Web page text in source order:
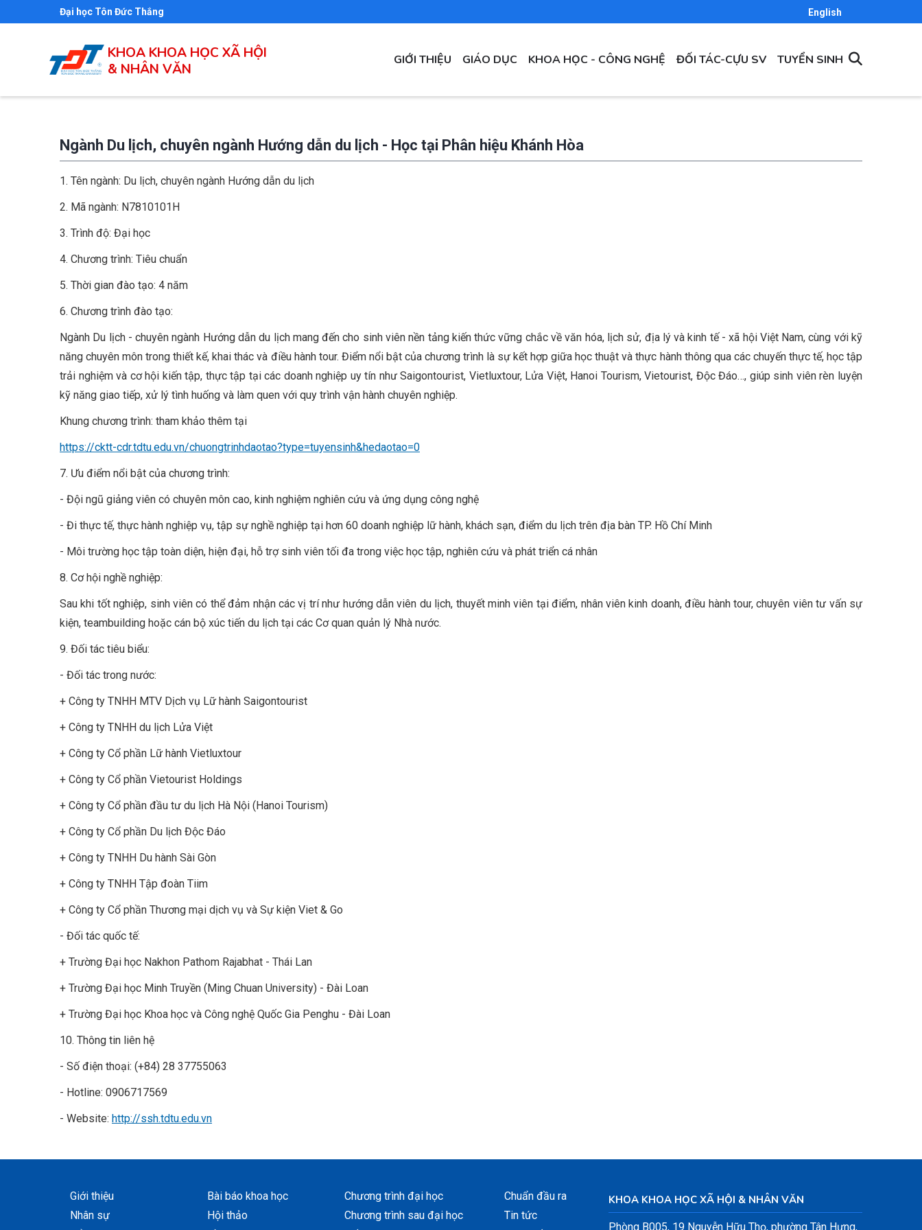
Đại học Tôn Đức Thắng English
KHOA KHOA HỌC XÃ HỘI
& NHÂN VĂN
MAIN
NAVIGATION
GIỚI THIỆU GIÁO DỤC KHOA HỌC - CÔNG NGHỆ ĐỐI TÁC-CỰU SV TUYỂN SINH
Ngành Du lịch, chuyên ngành Hướng dẫn du lịch - Học tại Phân hiệu Khánh Hòa
1. Tên ngành: Du lịch, chuyên ngành Hướng dẫn du lịch
2. Mã ngành: N7810101H
3. Trình độ: Đại học
4. Chương trình: Tiêu chuẩn
5. Thời gian đào tạo: 4 năm
6. Chương trình đào tạo:
Ngành Du lịch - chuyên ngành Hướng dẫn du lịch mang đến cho sinh viên nền tảng kiến thức vững chắc về văn hóa, lịch sử, địa lý và kinh tế - xã hội Việt Nam, cùng với kỹ
năng chuyên môn trong thiết kế, khai thác và điều hành tour. Điểm nổi bật của chương trình là sự kết hợp giữa học thuật và thực hành thông qua các chuyến thực tế, học tập
trải nghiệm và cơ hội kiến tập, thực tập tại các doanh nghiệp uy tín như Saigontourist, Vietluxtour, Lửa Việt, Hanoi Tourism, Vietourist, Độc Đáo…, giúp sinh viên rèn luyện
kỹ năng giao tiếp, xử lý tình huống và làm quen với quy trình vận hành chuyên nghiệp.
Khung chương trình: tham khảo thêm tại
https://cktt-cdr.tdtu.edu.vn/chuongtrinhdaotao?type=tuyensinh&hedaotao=0
7. Ưu điểm nổi bật của chương trình:
- Đội ngũ giảng viên có chuyên môn cao, kinh nghiệm nghiên cứu và ứng dụng công nghệ
- Đi thực tế, thực hành nghiệp vụ, tập sự nghề nghiệp tại hơn 60 doanh nghiệp lữ hành, khách sạn, điểm du lịch trên địa bàn TP. Hồ Chí Minh
- Môi trường học tập toàn diện, hiện đại, hỗ trợ sinh viên tối đa trong việc học tập, nghiên cứu và phát triển cá nhân
8. Cơ hội nghề nghiệp:
Sau khi tốt nghiệp, sinh viên có thể đảm nhận các vị trí như hướng dẫn viên du lịch, thuyết minh viên tại điểm, nhân viên kinh doanh, điều hành tour, chuyên viên tư vấn sự
kiện, teambuilding hoặc cán bộ xúc tiến du lịch tại các Cơ quan quản lý Nhà nước.
9. Đối tác tiêu biểu:
- Đối tác trong nước:
+ Công ty TNHH MTV Dịch vụ Lữ hành Saigontourist
+ Công ty TNHH du lịch Lửa Việt
+ Công ty Cổ phần Lữ hành Vietluxtour
+ Công ty Cổ phần Vietourist Holdings
+ Công ty Cổ phần đầu tư du lịch Hà Nội (Hanoi Tourism)
+ Công ty Cổ phần Du lịch Độc Đáo
+ Công ty TNHH Du hành Sài Gòn
+ Công ty TNHH Tập đoàn Tiim
+ Công ty Cổ phần Thương mại dịch vụ và Sự kiện Viet & Go
- Đối tác quốc tế:
+ Trường Đại học Nakhon Pathom Rajabhat - Thái Lan
+ Trường Đại học Minh Truyền (Ming Chuan University) - Đài Loan
+ Trường Đại học Khoa học và Công nghệ Quốc Gia Penghu - Đài Loan
10. Thông tin liên hệ
- Số điện thoại: (+84) 28 37755063
- Hotline: 0906717569
- Website: http://ssh.tdtu.edu.vn
Giới thiệu
Nhân sự
Bài báo khoa học
Hội thảo
Chương trình đại học
Chương trình sau đại học
Chuẩn đầu ra
Tin tức
KHOA KHOA HỌC XÃ HỘI & NHÂN VĂN
Phòng B005, 19 Nguyễn Hữu Thọ, phường Tân Hưng,